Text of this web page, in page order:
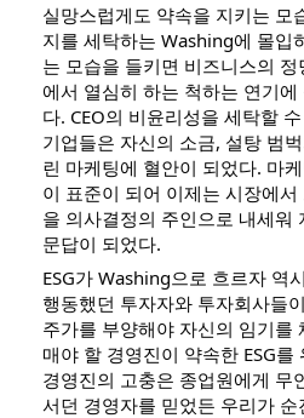
실망스럽게도 약속을 지키는 모
지를 세탁하는 Washing에 몰입
는 모습을 들키면 비즈니스의
에서 열심히 하는 척하는 연기
다. CEO의 비윤리성을 세탁할
기업들은 자신의 소금, 설탕 범
린 마케팅에 혈안이 되었다. 마
이 표준이 되어 이제는 시장에
을 의사결정의 주인으로 내세워
문답이 되었다.
ESG가 Washing으로 흐르자 역
행동했던 투자자와 투자회사들
주가를 부양해야 자신의 임기를
매야 할 경영진이 약속한 ESG
경영진의 고충은 종업원에게 무
서던 경영자를 믿었든 우리가 순